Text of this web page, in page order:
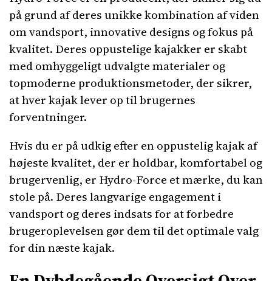
på grund af deres unikke kombination af viden
om vandsport, innovative designs og fokus på
kvalitet. Deres oppustelige kajakker er skabt
med omhyggeligt udvalgte materialer og
topmoderne produktionsmetoder, der sikrer,
at hver kajak lever op til brugernes
forventninger.
Hvis du er på udkig efter en oppustelig kajak af
højeste kvalitet, der er holdbar, komfortabel og
brugervenlig, er Hydro-Force et mærke, du kan
stole på. Deres langvarige engagement i
vandsport og deres indsats for at forbedre
brugeroplevelsen gør dem til det optimale valg
for din næste kajak.